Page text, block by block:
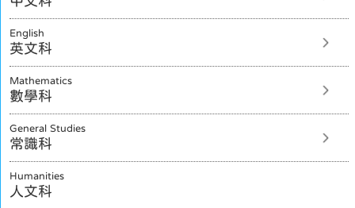
English
英文科
Mathematics
數學科
General Studies
常識科
Humanities
人文科